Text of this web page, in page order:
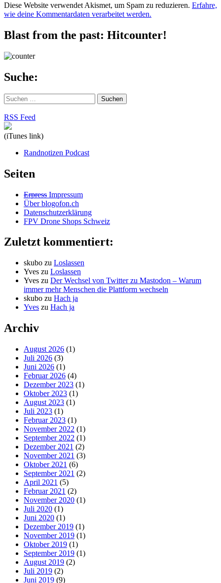
Diese Website verwendet Akismet, um Spam zu reduzieren. Erfahre,
wie deine Kommentardaten verarbeitet werden.
Blast from the past: Hitcounter!
Suche:
Suchen
nach:
RSS Feed
(iTunes link)
Randnotizen Podcast
Seiten
Erpress Impressum
Über blogofon.ch
Datenschutzerklärung
FPV Drone Shops Schweiz
Zuletzt kommentiert:
skubo zu Loslassen
Yves zu Loslassen
Yves zu Der Wechsel von Twitter zu Mastodon – Warum
immer mehr Menschen die Plattform wechseln
skubo zu Hach ja
Yves zu Hach ja
Archiv
August 2026 (1)
Juli 2026 (3)
Juni 2026 (1)
Februar 2026 (4)
Dezember 2023 (1)
Oktober 2023 (1)
August 2023 (1)
Juli 2023 (1)
Februar 2023 (1)
November 2022 (1)
September 2022 (1)
Dezember 2021 (2)
November 2021 (3)
Oktober 2021 (6)
September 2021 (2)
April 2021 (5)
Februar 2021 (2)
November 2020 (1)
Juli 2020 (1)
Juni 2020 (1)
Dezember 2019 (1)
November 2019 (1)
Oktober 2019 (1)
September 2019 (1)
August 2019 (2)
Juli 2019 (2)
Juni 2019 (9)